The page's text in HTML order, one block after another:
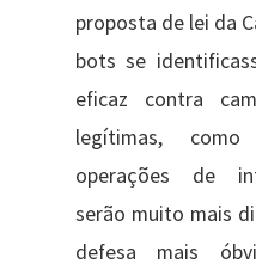
proposta de lei da
bots se
eficaz contra
legítimas,
operações de
serão muito mais
defesa mais